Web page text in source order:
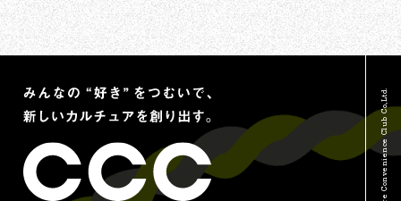
報道関連・ご取材等について
その他のお問い合わせ
TSUTAYAについて
蔦屋書店について
© Culture Convenience Club Co.,Ltd.